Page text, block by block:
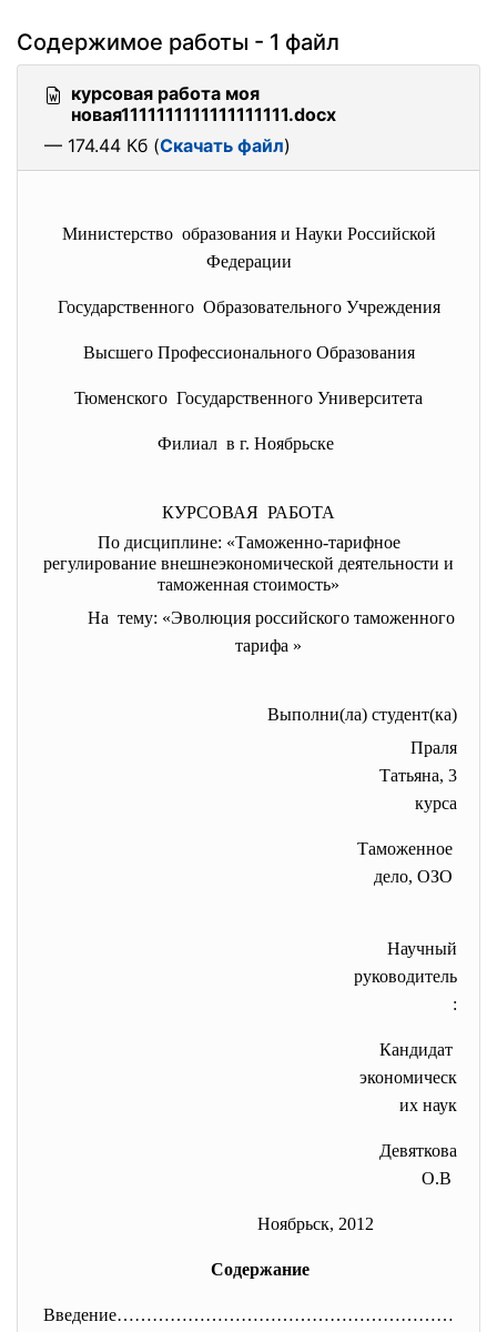
Содержимое работы - 1 файл
курсовая работа моя
новая1111111111111111111.docx
— 174.44 Кб (Скачать файл)
Министерство образования и Науки Российской
Федерации
Государственного Образовательного Учреждения
Высшего Профессионального Образования
Тюменского Государственного Университета
Филиал в г. Ноябрьске
КУРСОВАЯ РАБОТА
По дисциплине: «Таможенно-тарифное
регулирование внешнеэкономической деятельности и
таможенная стоимость»
На тему: «Эволюция российского таможенного
тарифа »
Выполни(ла) студент(ка)
Праля
Татьяна, 3
курса
Таможенное
дело, ОЗО
Научный
руководитель
:
Кандидат
экономическ
их наук
Девяткова
О.В
Ноябрьск, 2012
Содержание
Введение…………………………………………………